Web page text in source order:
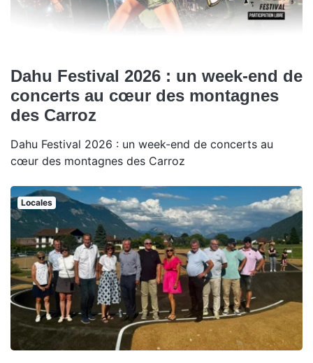
Dahu Festival 2026 : un week-end de
concerts au cœur des montagnes
des Carroz
Dahu Festival 2026 : un week-end de concerts au
cœur des montagnes des Carroz
Locales